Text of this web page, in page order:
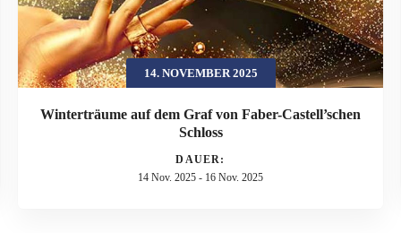
14. NOVEMBER 2025
Winterträume auf dem Graf von Faber-Castell’schen
Schloss
DAUER:
14 Nov. 2025 - 16 Nov. 2025